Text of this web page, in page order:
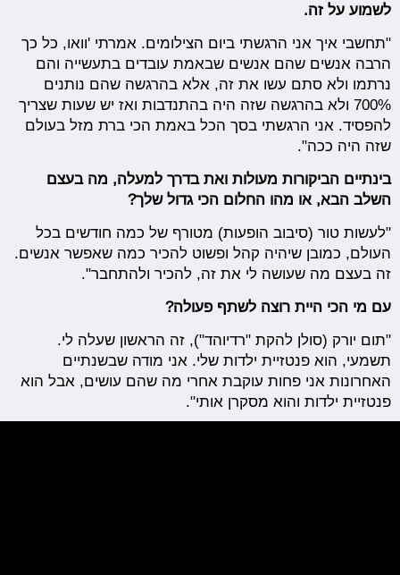
לשמוע על זה.
"תחשבי איך אני הרגשתי ביום הצילומים. אמרתי 'וואו, כל כך
הרבה אנשים שהם אנשים שבאמת עובדים בתעשייה והם
נרתמו ולא סתם עשו את זה, אלא בהרגשה שהם נותנים
700% ולא בהרגשה שזה היה בהתנדבות ואז יש שעות שצריך
להפסיד. אני הרגשתי בסך הכל באמת הכי ברת מזל בעולם
שזה היה ככה".
בינתיים הביקורות מעולות ואת בדרך למעלה, מה בעצם
השלב הבא, או מהו החלום הכי גדול שלך?
"לעשות טור (סיבוב הופעות) מטורף של כמה חודשים בכל
העולם, כמובן שיהיה קהל ופשוט להכיר כמה שאפשר אנשים.
זה בעצם מה שעושה לי את זה, להכיר ולהתחבר".
עם מי הכי היית רוצה לשתף פעולה?
"תום יורק (סולן להקת "רדיוהד"), זה הראשון שעלה לי.
תשמעי, הוא פנטזיית ילדות שלי. אני מודה שבשנתיים
האחרונות אני פחות עוקבת אחרי מה שהם עושים, אבל הוא
פנטזיית ילדות והוא מסקרן אותי".